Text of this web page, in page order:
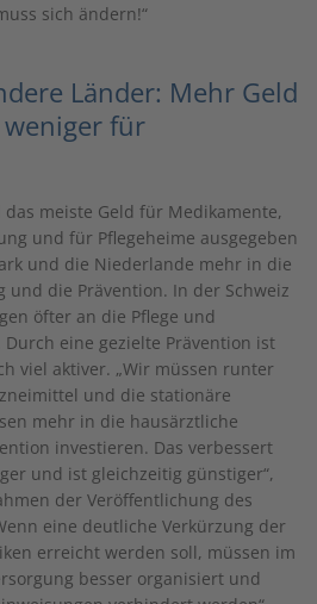
sich ändern!“
Länder: Mehr Geld
für
meiste Geld für Medikamente,
und für Pflegeheime ausgegeben
und die Niederlande mehr in die
und die Prävention. In der Schweiz
öfter an die Pflege und
eine gezielte Prävention ist
viel aktiver. „Wir müssen runter
und die stationäre
mehr in die hausärztliche
investieren. Das verbessert
und ist gleichzeitig günstiger“,
der Veröffentlichung des
eine deutliche Verkürzung der
erreicht werden soll, müssen im
besser organisiert und